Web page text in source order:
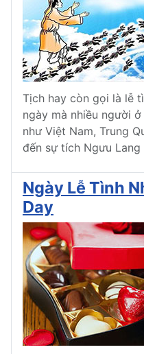
Tịch hay còn gọi là lễ
ngày mà nhiều người
như Việt Nam, Trung
đến sự tích Ngưu
Ngày Lễ Tình
Day